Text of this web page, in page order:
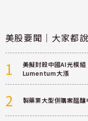
美股要聞｜大家都
1
美擬封殺中國AI光模
Lumentum大漲
2 製藥業大型併購案醞